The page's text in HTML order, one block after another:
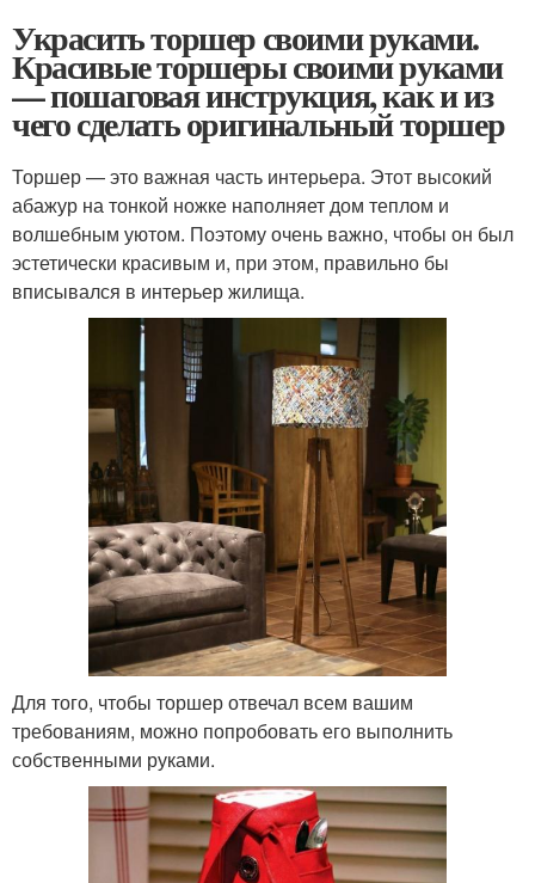
Украсить торшер своими руками.
Красивые торшеры своими руками
— пошаговая инструкция, как и из
чего сделать оригинальный торшер
Торшер — это важная часть интерьера. Этот высокий
абажур на тонкой ножке наполняет дом теплом и
волшебным уютом. Поэтому очень важно, чтобы он был
эстетически красивым и, при этом, правильно бы
вписывался в интерьер жилища.
Для того, чтобы торшер отвечал всем вашим
требованиям, можно попробовать его выполнить
собственными руками.